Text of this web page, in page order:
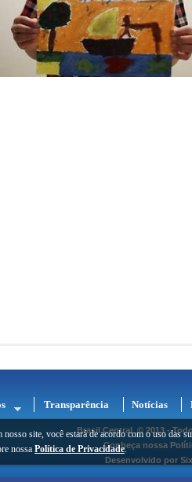
site, você estará de acordo com o uso das
nossa Política de Privacidade.
Transparência Notícias
Brasil Central © 2013 -
Conheça nossa
Desenvolvido por